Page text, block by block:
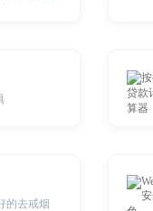
的去戒烟